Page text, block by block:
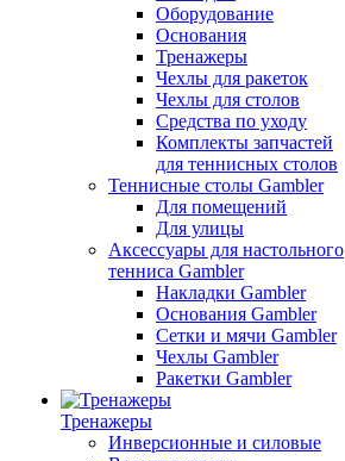
Оборудование
Основания
Тренажеры
Чехлы для ракеток
Чехлы для столов
Средства по уходу
Комплекты запчастей
для теннисных столов
Теннисные столы Gambler
Для помещений
Для улицы
Аксессуары для настольного
тенниса Gambler
Накладки Gambler
Основания Gambler
Сетки и мячи Gambler
Чехлы Gambler
Ракетки Gambler
Тренажеры
Инверсионные и силовые